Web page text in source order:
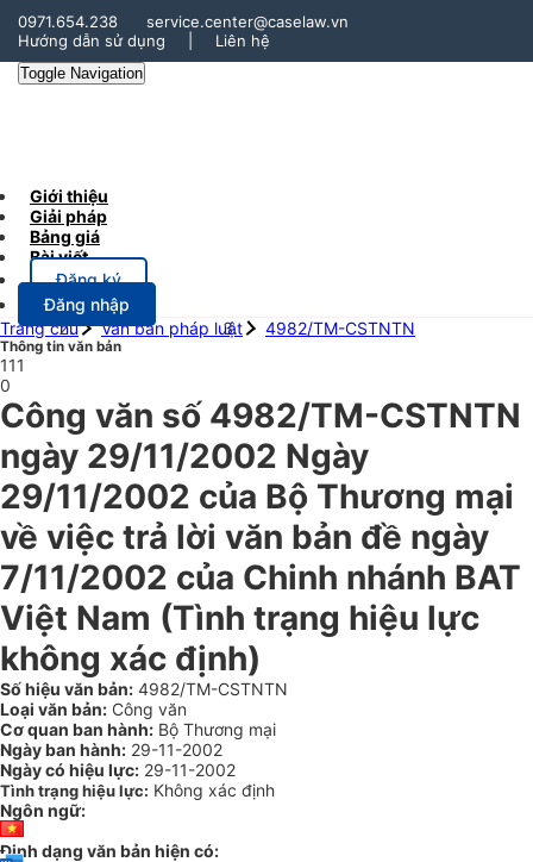
0971.654.238
service.center@caselaw.vn
Hướng dẫn sử dụng
Liên hệ
Toggle Navigation
Giới thiệu
Giải pháp
Bảng giá
Bài viết
Đăng ký
Đăng nhập
Trang chủ
Văn bản pháp luật 4982/TM-CSTNTN
Thông tin văn bản
111
0
Công văn số 4982/TM-CSTNTN
ngày 29/11/2002 Ngày
29/11/2002 của Bộ Thương mại
về việc trả lời văn bản đề ngày
7/11/2002 của Chinh nhánh BAT
Việt Nam (Tình trạng hiệu lực
không xác định)
Số hiệu văn bản: 4982/TM-CSTNTN
Loại văn bản: Công văn
Cơ quan ban hành: Bộ Thương mại
Ngày ban hành: 29-11-2002
Ngày có hiệu lực: 29-11-2002
Tình trạng hiệu lực: Không xác định
Ngôn ngữ:
Định dạng văn bản hiện có: